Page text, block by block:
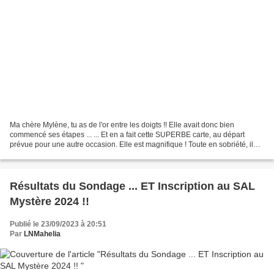
Ma chère Mylène, tu as de l'or entre les doigts !! Elle avait donc bien
commencé ses étapes ... ... Et en a fait cette SUPERBE carte, au départ
prévue pour une autre occasion. Elle est magnifique ! Toute en sobriété, il
Résultats du Sondage ... ET Inscription au SAL
Mystère 2024 !!
Publié le 23/09/2023 à 20:51
Par LNMahelia